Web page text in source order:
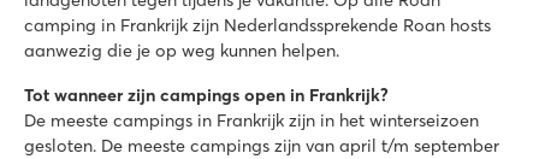
camping in Frankrijk zijn Nederlandssprekende Roan hosts
aanwezig die je op weg kunnen helpen.
Tot wanneer zijn campings open in Frankrijk?
De meeste campings in Frankrijk zijn in het winterseizoen
gesloten. De meeste campings zijn van april t/m september